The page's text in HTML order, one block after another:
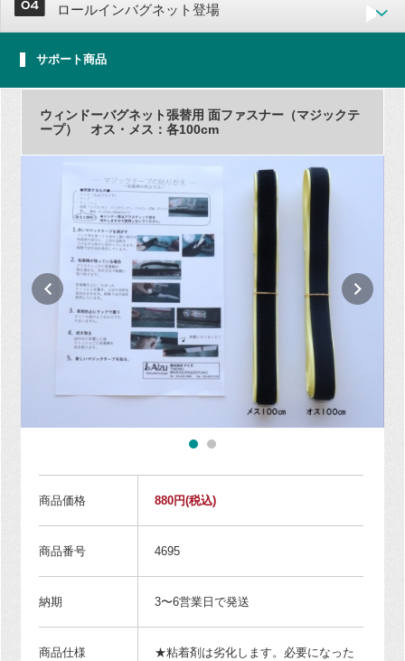
ロールインバグネット登場
サポート商品
ウィンドーバグネット張替用 面ファスナー（マジックテ
ープ） オス・メス：各100cm
商品価格 880円(税込)
商品番号 4695
納期 3〜6営業日で発送
商品仕様
★粘着剤は劣化します。必要になった